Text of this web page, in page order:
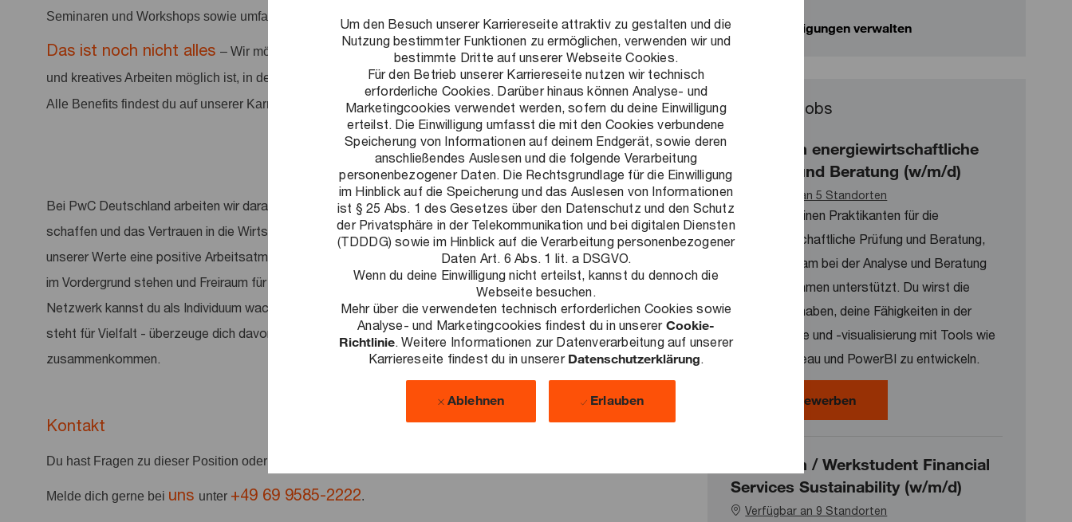
Um den Besuch unserer Karriereseite attraktiv zu gestalten und die
Nutzung bestimmter Funktionen zu ermöglichen, verwenden wir und
bestimmte Dritte auf unserer Webseite Cookies.
Für den Betrieb unserer Karriereseite nutzen wir technisch
erforderliche Cookies. Darüber hinaus können Analyse- und
Marketingcookies verwendet werden, sofern du deine Einwilligung
erteilst. Die Einwilligung umfasst die mit den Cookies verbundene
Speicherung von Informationen auf deinem Endgerät, sowie deren
anschließendes Auslesen und die folgende Verarbeitung
personenbezogener Daten. Die Rechtsgrundlage für die Einwilligung
im Hinblick auf die Speicherung und das Auslesen von Informationen
ist § 25 Abs. 1 des Gesetzes über den Datenschutz und den Schutz
der Privatsphäre in der Telekommunikation und bei digitalen Diensten
(TDDDG) sowie im Hinblick auf die Verarbeitung personenbezogener
Daten Art. 6 Abs. 1 lit. a DSGVO.
Wenn du deine Einwilligung nicht erteilst, kannst du dennoch die
Webseite besuchen.
Mehr über die verwendeten technisch erforderlichen Cookies sowie
Analyse- und Marketingcookies findest du in unserer Cookie-
Richtlinie. Weitere Informationen zur Datenverarbeitung auf unserer
Karriereseite findest du in unserer Datenschutzerklärung.
Ablehnen Erlauben
Seminaren und Workshops sowie umfangreiche Informationen zu den Einstiegsmöglichkeiten.
Das ist noch nicht alles – Wir möchten ein positives Arbeitsumfeld schaffen: Ein Umfeld, in dem flexibles
und kreatives Arbeiten möglich ist, in dem Arbeit anerkannt und Leistung honoriert wird und auf das wir stolz sind.
Alle Benefits findest du auf unserer Karriereseite.
Bei PwC Deutschland arbeiten wir daran, entscheidende Herausforderungen zu lösen, nachhaltige Ergebnisse zu
schaffen und das Vertrauen in die Wirtschaft und Gesellschaft auszubauen. Dabei schaffen wir auf Grundlage
unserer Werte eine positive Arbeitsatmosphäre, in der individuelle Bedürfnisse und gegenseitige Rücksichtnahme
im Vordergrund stehen und Freiraum für deine Entwicklung und Entfaltung geschaffen wird. In unserem weltweiten
Netzwerk kannst du als Individuum wachsen, tragfähige Beziehungen aufbauen und wirklich Einfluss nehmen. PwC
steht für Vielfalt - überzeuge dich davon, wie viele unterschiedliche Persönlichkeiten bei PwC Deutschland
zusammenkommen.
Kontakt
Du hast Fragen zu dieser Position oder deiner Bewerbung?
Melde dich gerne bei uns unter +49 69 9585-2222.
Benachrichtigungen verwalten
Ähnliche Jobs
Praktikum energiewirtschaftliche
Prüfung und Beratung (w/m/d)
Verfügbar an 5 Standorten
Wir suchen einen Praktikanten für die
energiewirtschaftliche Prüfung und Beratung,
der unser Team bei der Analyse und Beratung
von Unternehmen unterstützt. Du wirst die
Möglichkeit haben, deine Fähigkeiten in der
Datenanalyse und -visualisierung mit Tools wie
Alteryx, Tableau und PowerBI zu entwickeln.
Jetzt bewerbenPraktikum energiewirtschaftliche
Praktikum / Werkstudent Financial
Services Sustainability (w/m/d)
Verfügbar an 9 Standorten